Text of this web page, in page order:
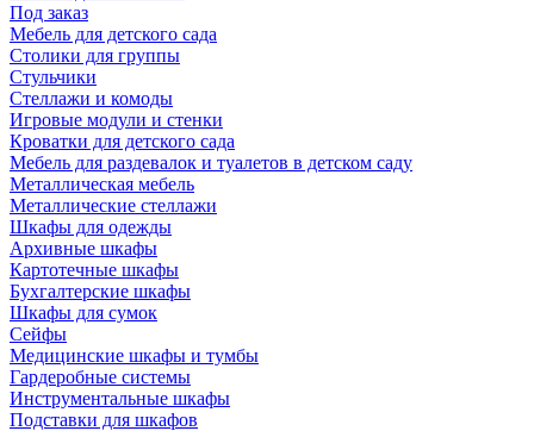
Под заказ
Мебель для детского сада
Столики для группы
Стульчики
Стеллажи и комоды
Игровые модули и стенки
Кроватки для детского сада
Мебель для раздевалок и туалетов в детском саду
Металлическая мебель
Металлические стеллажи
Шкафы для одежды
Архивные шкафы
Картотечные шкафы
Бухгалтерские шкафы
Шкафы для сумок
Сейфы
Медицинские шкафы и тумбы
Гардеробные системы
Инструментальные шкафы
Подставки для шкафов